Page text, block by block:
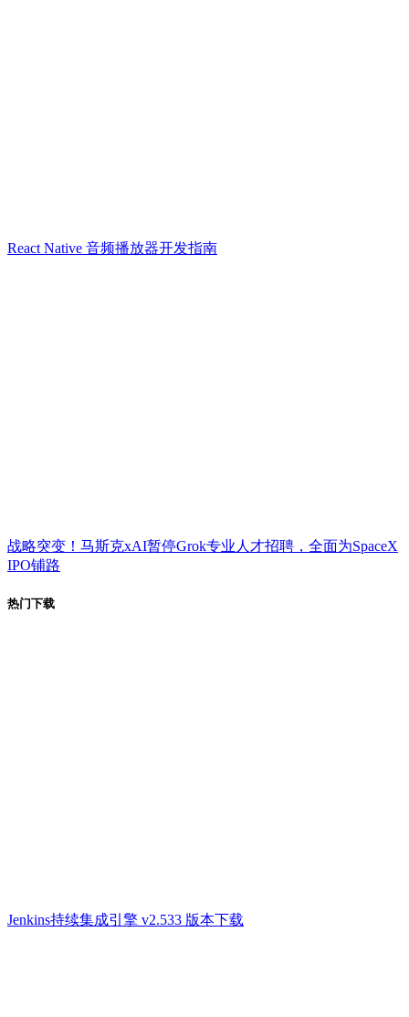
React Native 音频播放器开发指南
战略突变！马斯克xAI暂停Grok专业人才招聘，全面为SpaceX
IPO铺路
热门下载
Jenkins持续集成引擎 v2.533 版本下载